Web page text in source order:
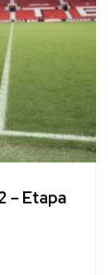
– Etapa